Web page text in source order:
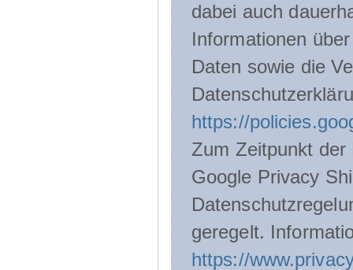
dabei auch
Informationen
Daten sowie die
https://
Zum Zeitpunkt der
Google Privacy
geregelt.
https://